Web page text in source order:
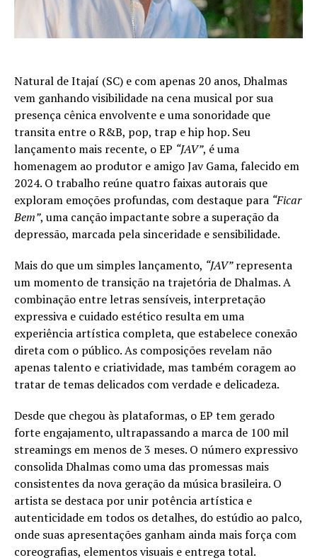
Natural de Itajaí (SC) e com apenas 20 anos, Dhalmas
vem ganhando visibilidade na cena musical por sua
presença cênica envolvente e uma sonoridade que
transita entre o R&B, pop, trap e hip hop. Seu
lançamento mais recente, o EP “JAV”, é uma
homenagem ao produtor e amigo Jav Gama, falecido em
2024. O trabalho reúne quatro faixas autorais que
exploram emoções profundas, com destaque para “Ficar
Bem”, uma canção impactante sobre a superação da
depressão, marcada pela sinceridade e sensibilidade.
Mais do que um simples lançamento, “JAV”representa
um momento de transição na trajetória de Dhalmas. A
combinação entre letras sensíveis, interpretação
expressiva e cuidado estético resulta em uma
experiência artística completa, que estabelece conexão
direta com o público. As composições revelam não
apenas talento e criatividade, mas também coragem ao
tratar de temas delicados com verdade e delicadeza.
Desde que chegou às plataformas, o EP tem gerado
forte engajamento, ultrapassando a marca de 100 mil
streamings em menos de 3 meses. O número expressivo
consolida Dhalmas como uma das promessas mais
consistentes da nova geração da música brasileira. O
artista se destaca por unir potência artística e
autenticidade em todos os detalhes, do estúdio ao palco,
onde suas apresentações ganham ainda mais força com
coreografias, elementos visuais e entrega total.